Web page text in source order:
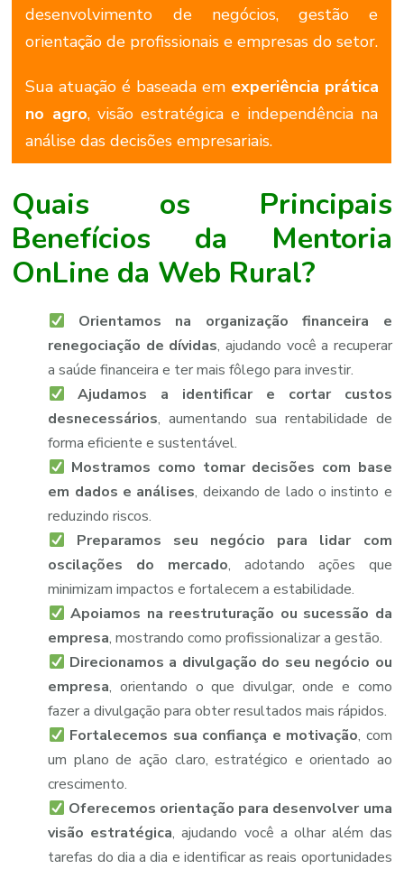
desenvolvimento de negócios,gestãoe
orientaçãode profissionaiseempresasdosetor.
Suaatuaçãoé baseada em experiência prática
no agro, visão estratégicae independência na
análisedasdecisõesempresariais.
Quais os Principais
Benefícios da Mentoria
OnLine da Web Rural?
Orientamos na organização financeira e
renegociação de dívidas, ajudando você a recuperar
a saúde financeira e ter mais fôlego para investir.
Ajudamos a identificar e cortar custos
desnecessários, aumentando sua rentabilidade de
forma eficiente e sustentável.
Mostramos como tomar decisões com base
em dados e análises, deixando de lado o instinto e
reduzindo riscos.
Preparamos seu negócio para lidar com
oscilações do mercado, adotando ações que
minimizam impactos e fortalecem a estabilidade.
Apoiamos na reestruturação ou sucessão da
empresa, mostrando como profissionalizar a gestão.
Direcionamos a divulgação do seu negócio ou
empresa, orientando o que divulgar, onde e como
fazer a divulgação para obter resultados mais rápidos.
Fortalecemos sua confiança e motivação, com
um plano de ação claro, estratégico e orientado ao
crescimento.
Oferecemos orientação para desenvolver uma
visão estratégica, ajudando você a olhar além das
tarefas do dia a dia e identificar as reais oportunidades